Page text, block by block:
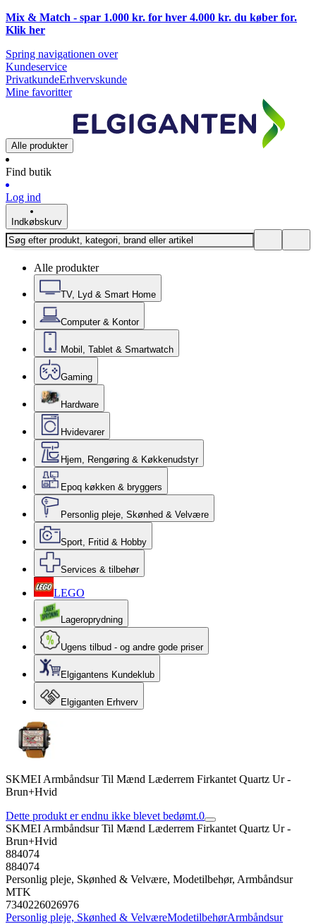
Mix & Match - spar 1.000 kr. for hver 4.000 kr. du køber for.
Klik her
Spring navigationen over
Kundeservice
PrivatkundeErhvervskunde
Mine favoritter
Alle produkter
Find butik
Log ind
Indkøbskurv
Alle produkter
TV, Lyd & Smart Home
Computer & Kontor
Mobil, Tablet & Smartwatch
Gaming
Hardware
Hvidevarer
Hjem, Rengøring & Køkkenudstyr
Epoq køkken & bryggers
Personlig pleje, Skønhed & Velvære
Sport, Fritid & Hobby
Services & tilbehør
LEGO
Lageroprydning
Ugens tilbud - og andre gode priser
Elgigantens Kundeklub
Elgiganten Erhverv
SKMEI Armbåndsur Til Mænd Læderrem Firkantet Quartz Ur -
Brun+Hvid
Dette produkt er endnu ikke blevet bedømt.0
SKMEI Armbåndsur Til Mænd Læderrem Firkantet Quartz Ur -
Brun+Hvid
884074
884074
Personlig pleje, Skønhed & Velvære, Modetilbehør, Armbåndsur
MTK
7340226026976
Personlig pleje, Skønhed & VelværeModetilbehørArmbåndsur